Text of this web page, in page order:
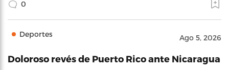
0
Deportes Ago 5, 2026
Doloroso revés de Puerto Rico ante Nicaragua